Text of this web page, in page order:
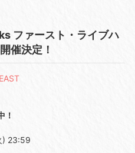
ファースト・ライブハ
催決定！
！
) 23:59